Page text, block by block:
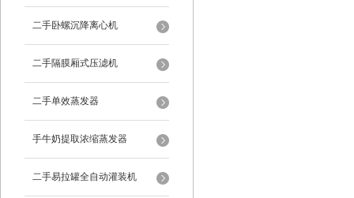
二手卧螺沉降离心机
二手隔膜厢式压滤机
二手单效蒸发器
手牛奶提取浓缩蒸发器
二手易拉罐全自动灌装机